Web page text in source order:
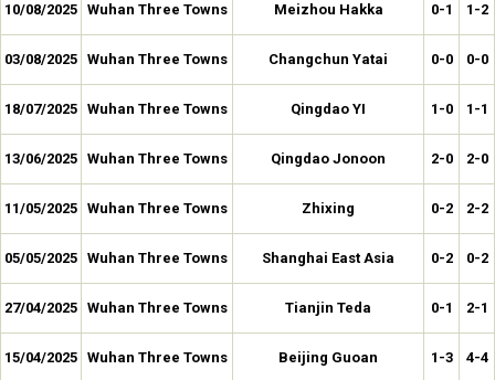
10/08/2025 Wuhan Three Towns Meizhou Hakka 0-1 1-2
03/08/2025 Wuhan Three Towns Changchun Yatai 0-0 0-0
18/07/2025 Wuhan Three Towns Qingdao YI 1-0 1-1
13/06/2025 Wuhan Three Towns Qingdao Jonoon 2-0 2-0
11/05/2025 Wuhan Three Towns Zhixing 0-2 2-2
05/05/2025 Wuhan Three Towns Shanghai East Asia 0-2 0-2
27/04/2025 Wuhan Three Towns Tianjin Teda 0-1 2-1
15/04/2025 Wuhan Three Towns Beijing Guoan 1-3 4-4